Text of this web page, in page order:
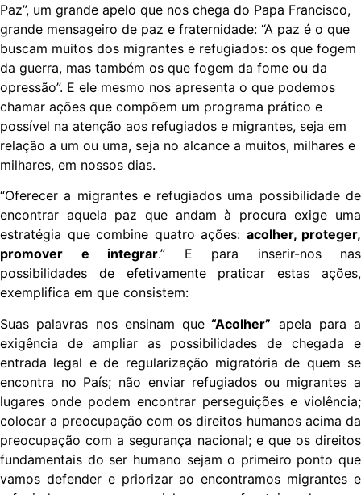
Paz”, um grande apelo que nos chega do Papa Francisco,
grande mensageiro de paz e fraternidade: “A paz é o que
buscam muitos dos migrantes e refugiados: os que fogem
da guerra, mas também os que fogem da fome ou da
opressão”. E ele mesmo nos apresenta o que podemos
chamar ações que compõem um programa prático e
possível na atenção aos refugiados e migrantes, seja em
relação a um ou uma, seja no alcance a muitos, milhares e
milhares, em nossos dias.
“Oferecer a migrantes e refugiados uma possibilidade de
encontrar aquela paz que andam à procura exige uma
estratégia que combine quatro ações: acolher, proteger,
promover e integrar.” E para inserir-nos nas
possibilidades de efetivamente praticar estas ações,
exemplifica em que consistem:
Suas palavras nos ensinam que “Acolher” apela para a
exigência de ampliar as possibilidades de chegada e
entrada legal e de regularização migratória de quem se
encontra no País; não enviar refugiados ou migrantes a
lugares onde podem encontrar perseguições e violência;
colocar a preocupação com os direitos humanos acima da
preocupação com a segurança nacional; e que os direitos
fundamentais do ser humano sejam o primeiro ponto que
vamos defender e priorizar ao encontramos migrantes e